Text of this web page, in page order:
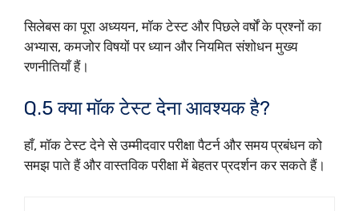
सिलेबस का पूरा अध्ययन, मॉक टेस्ट और पिछले वर्षों के प्रश्नों का
अभ्यास, कमजोर विषयों पर ध्यान और नियमित संशोधन मुख्य
रणनीतियाँ हैं।
Q.5 क्या मॉक टेस्ट देना आवश्यक है?
हाँ, मॉक टेस्ट देने से उम्मीदवार परीक्षा पैटर्न और समय प्रबंधन को
समझ पाते हैं और वास्तविक परीक्षा में बेहतर प्रदर्शन कर सकते हैं।